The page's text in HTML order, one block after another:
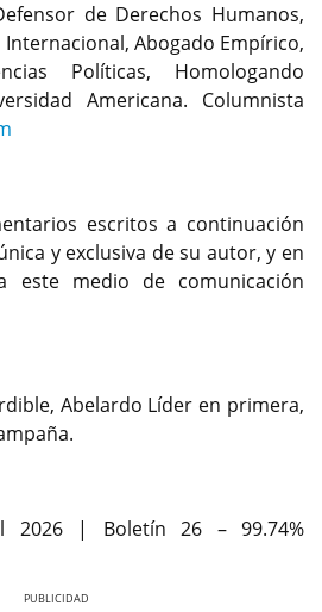
de Derechos Humanos,
Abogado Empírico,
Políticas, Homologando
Americana. Columnista
escritos a continuación
y exclusiva de su autor, y en
este medio de comunicación
Abelardo Líder en primera,
2026 | Boletín 26 – 99.74%